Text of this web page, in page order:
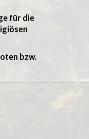
für die
bzw.